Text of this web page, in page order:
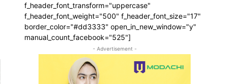
f_header_font_transform="uppercase"
f_header_font_weight="500" f_header_font_size="17"
border_color="#dd3333" open_in_new_window="y"
manual_count_facebook="525"]
- Advertisement -